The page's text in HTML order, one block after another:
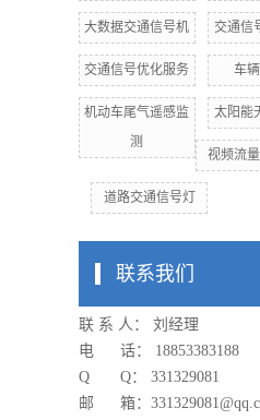
大数据交通信号机 交通信
交通信号优化服务 车
机动车尾气遥感监
测
太阳能
视频流
道路交通信号灯
联系我们
联 系 人： 刘经理
电 话： 18853383188
Q Q： 331329081
邮 箱： 331329081